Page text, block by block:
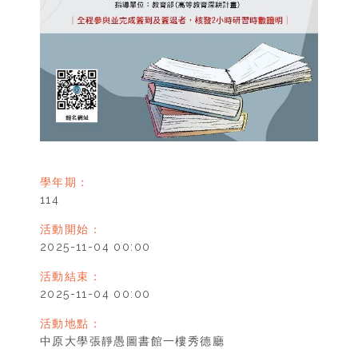
學年期：
114
活動開始：
2025-11-04 00:00
活動結束：
2025-11-04 00:00
活動地點：
中原大學張靜愚圖書館一樓秀德廳